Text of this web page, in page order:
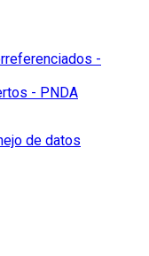
-
- PNDA
de datos